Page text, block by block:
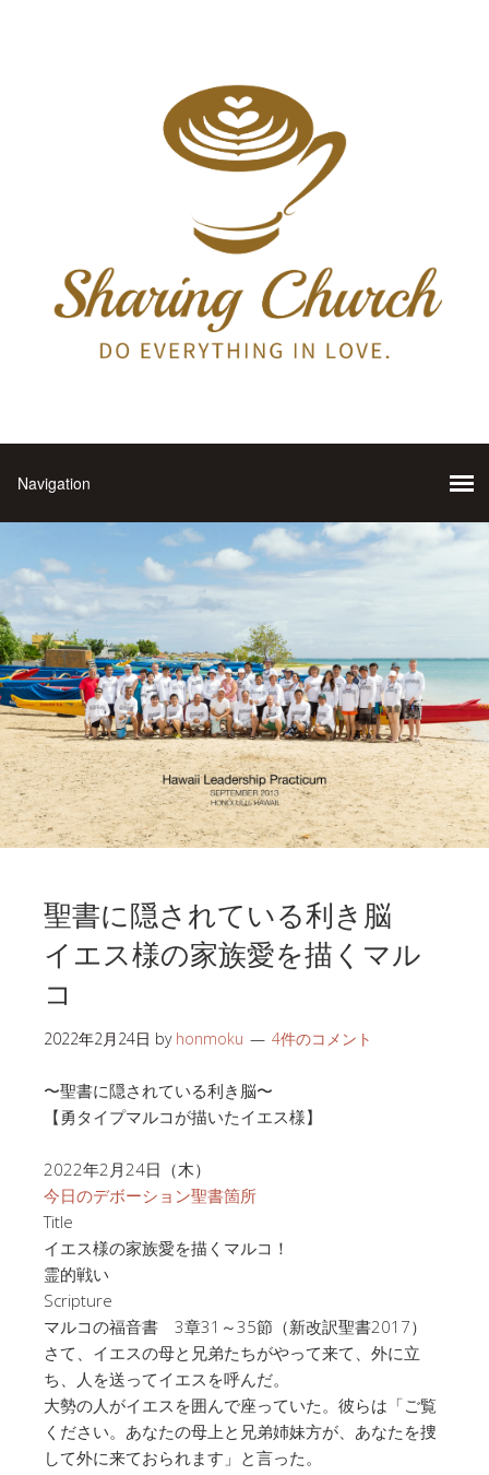
聖書に隠されている利き脳
イエス様の家族愛を描くマル
コ
2022年2月24日 by honmoku 4件のコメント
〜聖書に隠されている利き脳〜
【勇タイプマルコが描いたイエス様】
2022年2月24日（木）
今日のデボーション聖書箇所
Title
イエス様の家族愛を描くマルコ！
霊的戦い
Scripture
マルコの福音書 3章31～35節（新改訳聖書2017）
さて、イエスの母と兄弟たちがやって来て、外に立
ち、人を送ってイエスを呼んだ。
大勢の人がイエスを囲んで座っていた。彼らは「ご覧
ください。あなたの母上と兄弟姉妹方が、あなたを捜
して外に来ておられます」と言った。